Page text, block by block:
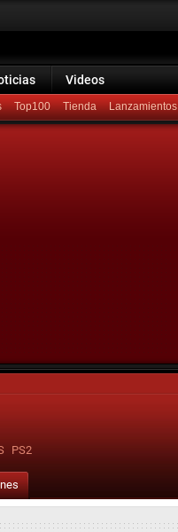
Videos
Top100 Lanzamientos
PS2